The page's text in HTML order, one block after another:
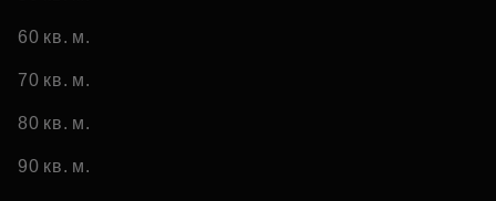
60 кв. м.
70 кв. м.
80 кв. м.
90 кв. м.